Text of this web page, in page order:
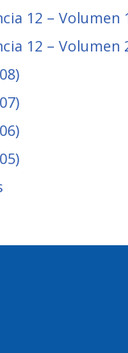
12 –
12 – Volumen